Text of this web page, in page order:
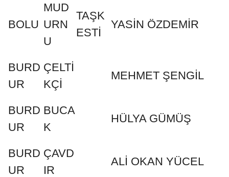
BOLU
MUD
URN
U
TAŞK
ESTİ
YASİN ÖZDEMİR
BURD
UR
ÇELTİ
KÇİ
MEHMET ŞENGİL
BURD
UR
BUCA
K
HÜLYA GÜMÜŞ
BURD
UR
ÇAVD
IR
ALİ OKAN YÜCEL